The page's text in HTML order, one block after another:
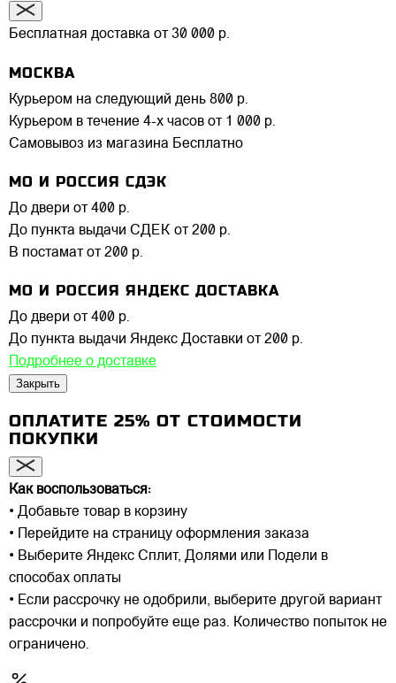
Бесплатная доставка от 30 000 р.
МОСКВА
Курьером на следующий день 800 р.
Курьером в течение 4-х часов от 1 000 р.
Самовывоз из магазина Бесплатно
МО И РОССИЯ СДЭК
До двери от 400 р.
До пункта выдачи СДЕК от 200 р.
В постамат от 200 р.
МО И РОССИЯ ЯНДЕКС ДОСТАВКА
До двери от 400 р.
До пункта выдачи Яндекс Доставки от 200 р.
Подробнее о доставке
Закрыть
ОПЛАТИТЕ 25% ОТ СТОИМОСТИ
ПОКУПКИ
Как воспользоваться:
• Добавьте товар в корзину
• Перейдите на страницу оформления заказа
• Выберите Яндекс Сплит, Долями или Подели в
способах оплаты
• Если рассрочку не одобрили, выберите другой вариант
рассрочки и попробуйте еще раз. Количество попыток не
ограничено.